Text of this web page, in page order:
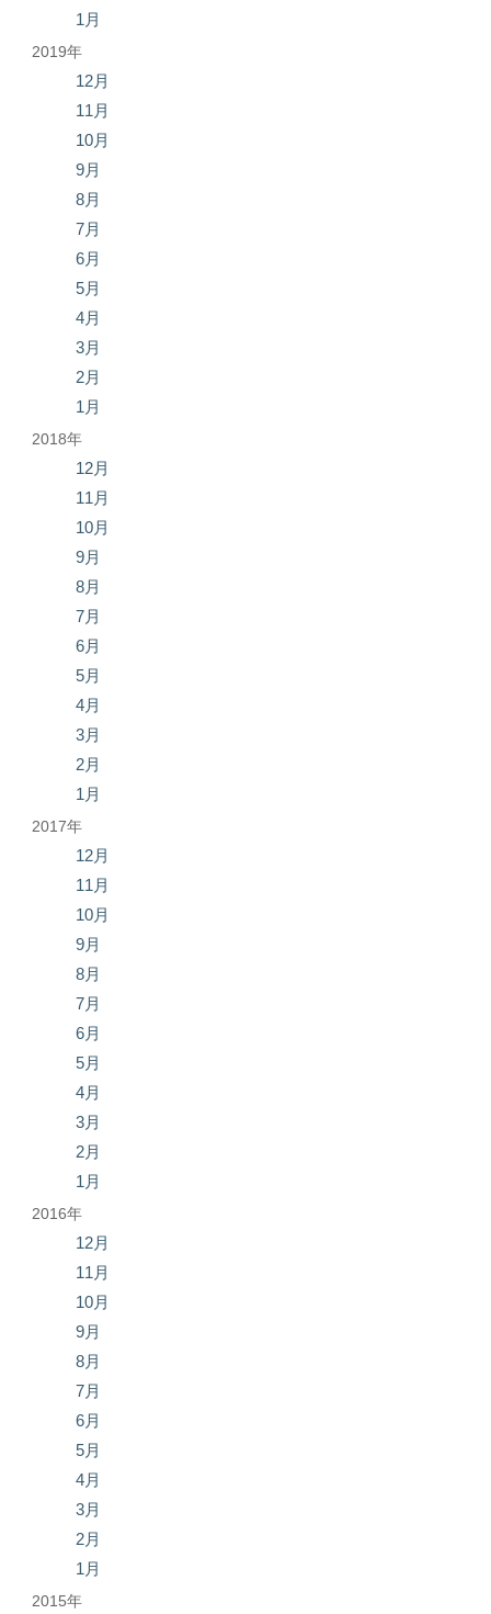
1月
2019年
12月
11月
10月
9月
8月
7月
6月
5月
4月
3月
2月
1月
2018年
12月
11月
10月
9月
8月
7月
6月
5月
4月
3月
2月
1月
2017年
12月
11月
10月
9月
8月
7月
6月
5月
4月
3月
2月
1月
2016年
12月
11月
10月
9月
8月
7月
6月
5月
4月
3月
2月
1月
2015年